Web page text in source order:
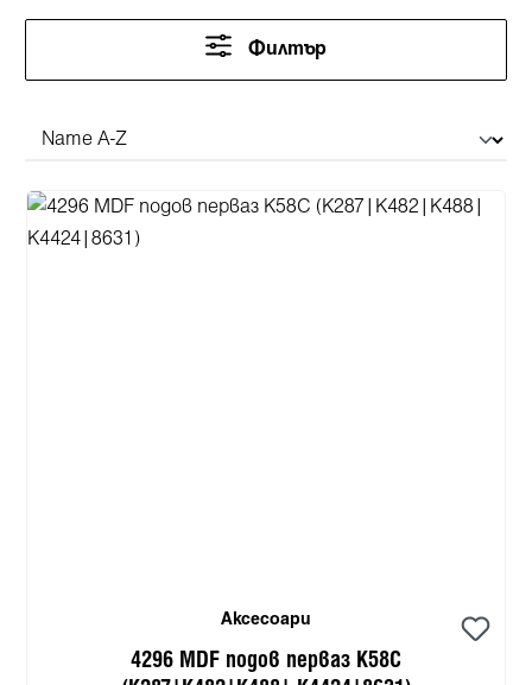
Филтър
Аксесоари
4296 MDF подов перваз K58C